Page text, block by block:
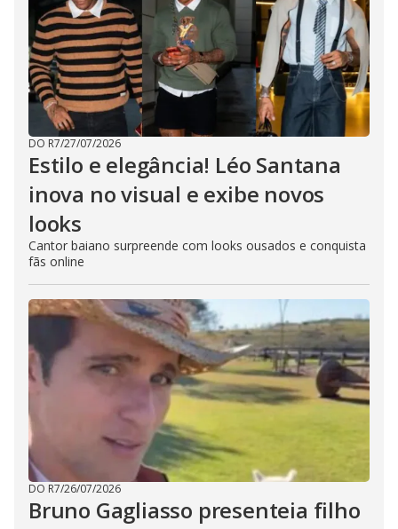
DO R7/27/07/2026
Estilo e elegância! Léo Santana
inova no visual e exibe novos
looks
Cantor baiano surpreende com looks ousados e conquista
fãs online
DO R7/26/07/2026
Bruno Gagliasso presenteia filho